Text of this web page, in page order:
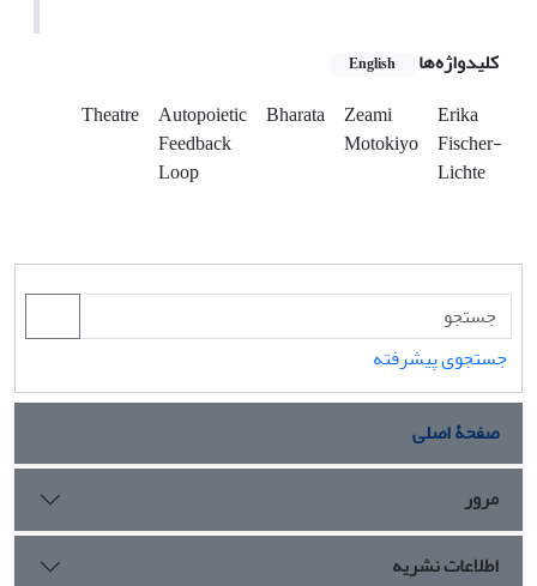
کلیدواژه‌ها English
Theatre Autopoietic
Feedback
Loop
Bharata Zeami
Motokiyo
Erika
Fischer-
Lichte
جستجوی پیشرفته
صفحۀ اصلی
مرور
اطلاعات نشریه